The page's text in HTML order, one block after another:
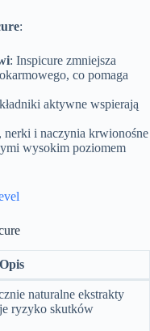
:
: Inspicure zmniejsza
co pomaga
aktywne wspierają
nerki i naczynia krwionośne
wysokim poziomem
Opis
naturalne ekstrakty
ryzyko skutków